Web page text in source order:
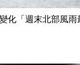
化「週末北部風